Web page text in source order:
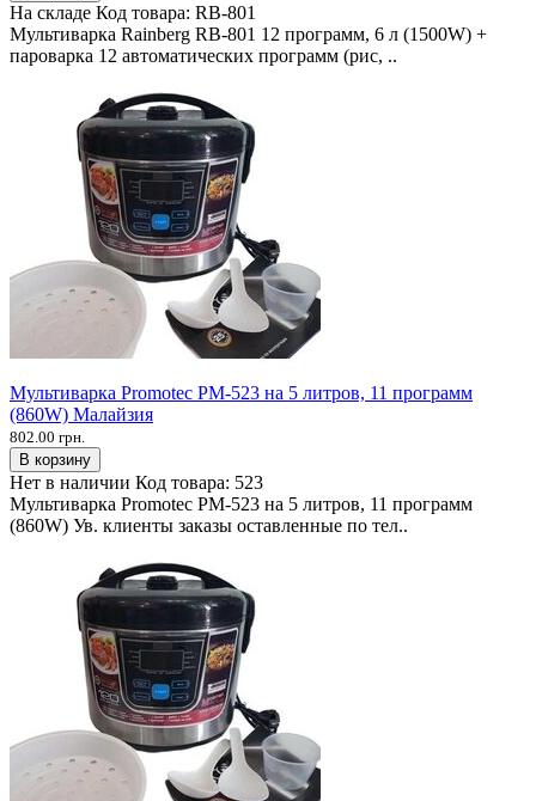
На складе Код товара: RB-801
Мультиварка Rainberg RB-801 12 программ, 6 л (1500W) +
пароварка 12 автоматических программ (рис, ..
Мультиварка Promotec PM-523 на 5 литров, 11 программ
(860W) Малайзия
802.00 грн.
В корзину
Нет в наличии Код товара: 523
Мультиварка Promotec PM-523 на 5 литров, 11 программ
(860W) Ув. клиенты заказы оставленные по тел..